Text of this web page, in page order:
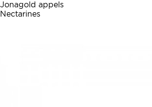
Jonagold appels
Nectarines